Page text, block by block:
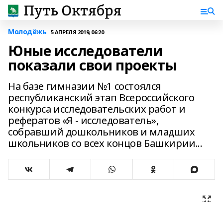
Молодёжь 5 АПРЕЛЯ 2019, 06:20
Юные исследователи
показали свои проекты
На базе гимназии №1 состоялся
республиканский этап Всероссийского
конкурса исследовательских работ и
рефератов «Я - исследователь»,
собравший дошкольников и младших
школьников со всех концов Башкирии...